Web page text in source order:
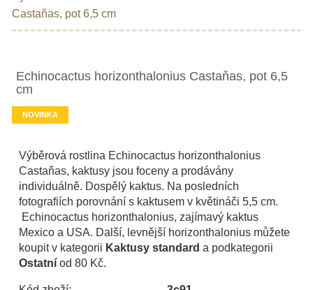
Castaňas, pot 6,5 cm
Echinocactus horizonthalonius Castaňas, pot 6,5
cm
NOVINKA
Výběrová rostlina Echinocactus horizonthalonius
Castaňas, kaktusy jsou foceny a prodávány
individuálně. Dospělý kaktus. Na posledních
fotografiích porovnání s kaktusem v květináči 5,5 cm.
Echinocactus horizonthalonius, zajímavý kaktus
Mexico a USA. Další, levnější horizonthalonius můžete
koupit v kategorii Kaktusy standard a podkategorii
Ostatní od 80 Kč.